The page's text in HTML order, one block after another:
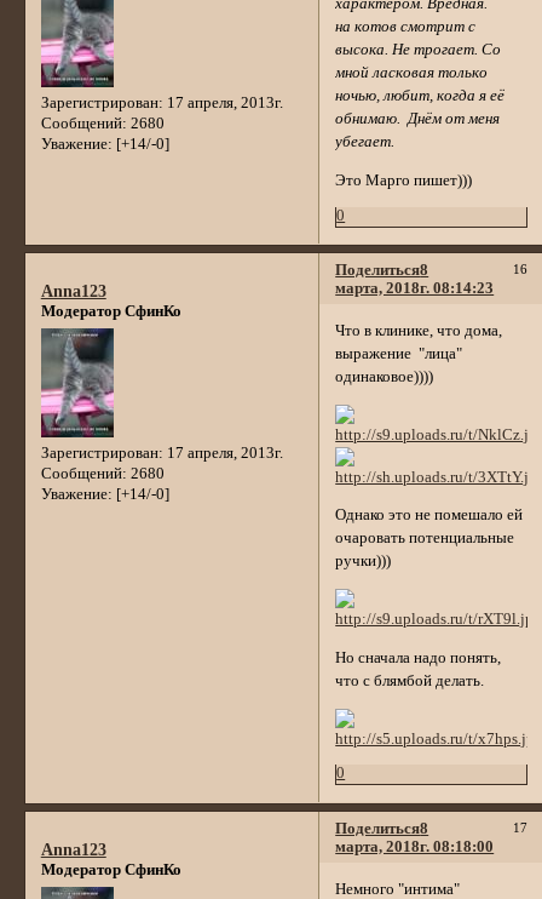
Зарегистрирован: 17 апреля, 2013г.
Сообщений: 2680
Уважение: [+14/-0]
характером. Вредная.
на котов смотрит с
высока. Не трогает. Со
мной ласковая только
ночью, любит, когда я её
обнимаю. Днём от меня
убегает.
Это Марго пишет)))
0
Поделиться 16
8
марта, 2018г. 08:14:23
Anna123
Модератор СфинКо
Зарегистрирован: 17 апреля, 2013г.
Сообщений: 2680
Уважение: [+14/-0]
Что в клинике, что дома,
выражение "лица"
одинаковое))))
Однако это не помешало ей
очаровать потенциальные
ручки)))
Но сначала надо понять,
что с блямбой делать.
0
Поделиться 17
8
марта, 2018г. 08:18:00
Anna123
Модератор СфинКо
Немного "интима"